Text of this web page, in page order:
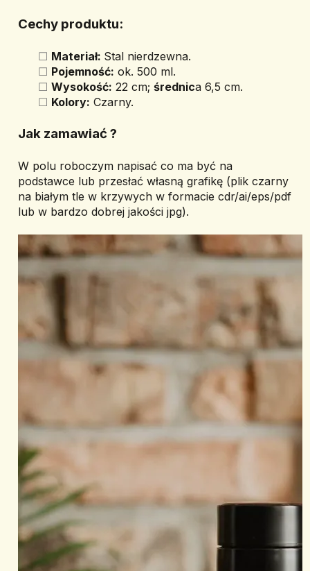
Cechy produktu:
Materiał: Stal nierdzewna.
Pojemność: ok. 500 ml.
Wysokość: 22 cm; średnica 6,5 cm.
Kolory: Czarny.
Jak zamawiać ?
W polu roboczym napisać co ma być na
podstawce lub przesłać własną grafikę (plik czarny
na białym tle w krzywych w formacie cdr/ai/eps/pdf
lub w bardzo dobrej jakości jpg).